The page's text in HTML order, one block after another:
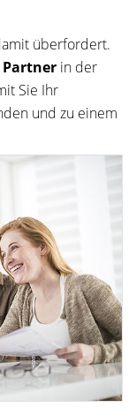
überfordert.
in der
Sie Ihr
und zu einem